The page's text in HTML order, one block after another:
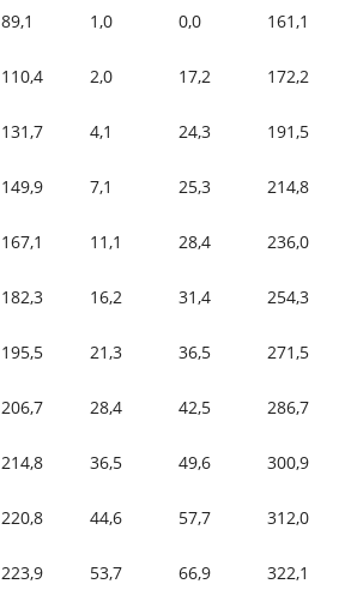
89,1 1,0 0,0 161,1
110,4 2,0 17,2 172,2
131,7 4,1 24,3 191,5
149,9 7,1 25,3 214,8
167,1 11,1 28,4 236,0
182,3 16,2 31,4 254,3
195,5 21,3 36,5 271,5
206,7 28,4 42,5 286,7
214,8 36,5 49,6 300,9
220,8 44,6 57,7 312,0
223,9 53,7 66,9 322,1